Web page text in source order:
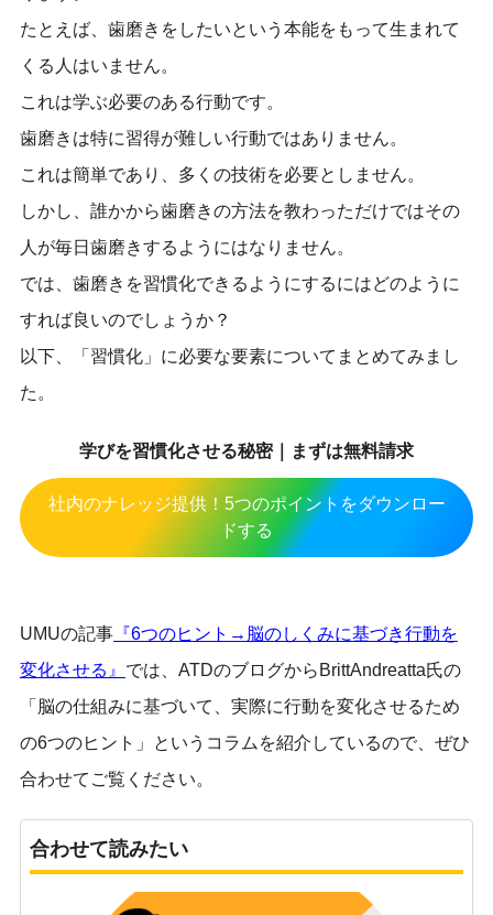
たとえば、歯磨きをしたいという本能をもって生まれて
くる人はいません。
これは学ぶ必要のある行動です。
歯磨きは特に習得が難しい行動ではありません。
これは簡単であり、多くの技術を必要としません。
しかし、誰かから歯磨きの方法を教わっただけではその
人が毎日歯磨きするようにはなりません。
では、歯磨きを習慣化できるようにするにはどのように
すれば良いのでしょうか？
以下、「習慣化」に必要な要素についてまとめてみまし
た。
学びを習慣化させる秘密｜まずは無料請求
社内のナレッジ提供！5つのポイントをダウンロー
ドする
UMUの記事『6つのヒント→脳のしくみに基づき行動を
変化させる』 では、ATDのブログからBrittAndreatta氏の
「脳の仕組みに基づいて、実際に行動を変化させるため
の6つのヒント」というコラムを紹介しているので、ぜひ
合わせてご覧ください。
合わせて読みたい